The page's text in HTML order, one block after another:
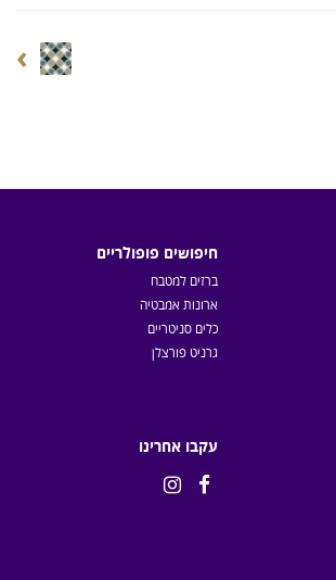
›
חיפושים פופולריים
ברזים למטבח
ארונות אמבטיה
כלים סניטריים
גרניט פורצלן
עקבו אחרינו

